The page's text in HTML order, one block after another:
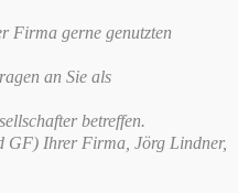
Firma gerne genutzten
an Sie als
betreffen.
GF) Ihrer Firma, Jörg Lindner,